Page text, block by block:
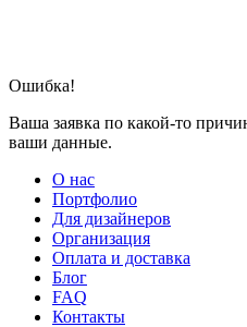
Ошибка!
Ваша заявка по какой-то
ваши данные.
О нас
Портфолио
Для дизайнеров
Организация
Оплата и доставка
Блог
FAQ
Контакты